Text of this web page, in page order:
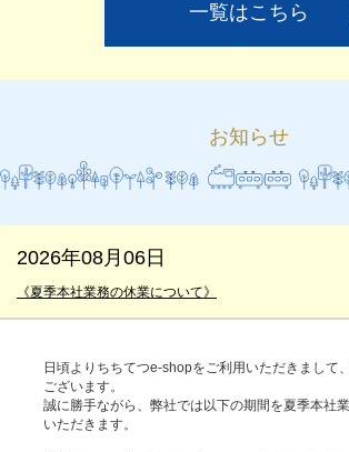
一覧はこちら
お知らせ
2026年08月06日
《夏季本社業務の休業について》
日頃よりちちてつe-shopをご利用いただきまして
ございます。
誠に勝手ながら、弊社では以下の期間を夏季本社
いただきます。